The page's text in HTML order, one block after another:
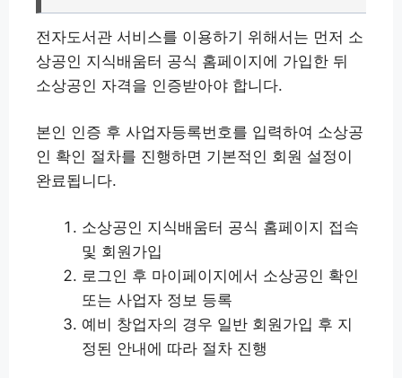
전자도서관 서비스를 이용하기 위해서는 먼저 소
상공인 지식배움터 공식 홈페이지에 가입한 뒤
소상공인 자격을 인증받아야 합니다.
본인 인증 후 사업자등록번호를 입력하여 소상공
인 확인 절차를 진행하면 기본적인 회원 설정이
완료됩니다.
소상공인 지식배움터 공식 홈페이지 접속
및 회원가입
로그인 후 마이페이지에서 소상공인 확인
또는 사업자 정보 등록
예비 창업자의 경우 일반 회원가입 후 지
정된 안내에 따라 절차 진행